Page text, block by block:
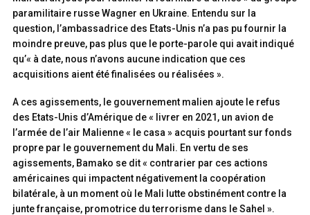
paramilitaire russe Wagner en Ukraine. Entendu sur la
question, l’ambassadrice des Etats-Unis n’a pas pu fournir la
moindre preuve, pas plus que le porte-parole qui avait indiqué
qu’« à date, nous n’avons aucune indication que ces
acquisitions aient été finalisées ou réalisées ».
A ces agissements, le gouvernement malien ajoute le refus
des Etats-Unis d’Amérique de « livrer en 2021, un avion de
l’armée de l’air Malienne « le casa » acquis pourtant sur fonds
propre par le gouvernement du Mali. En vertu de ses
agissements, Bamako se dit « contrarier par ces actions
américaines qui impactent négativement la coopération
bilatérale, à un moment où le Mali lutte obstinément contre la
junte française, promotrice du terrorisme dans le Sahel ».